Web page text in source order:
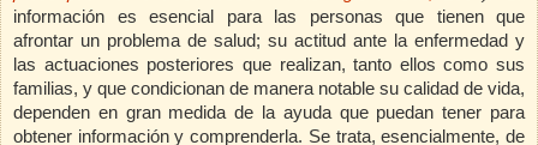
información es esencial para las personas que tienen que
afrontar un problema de salud; su actitud ante la enfermedad y
las actuaciones posteriores que realizan, tanto ellos como sus
familias, y que condicionan de manera notable su calidad de vida,
dependen en gran medida de la ayuda que puedan tener para
obtener información y comprenderla. Se trata, esencialmente, de